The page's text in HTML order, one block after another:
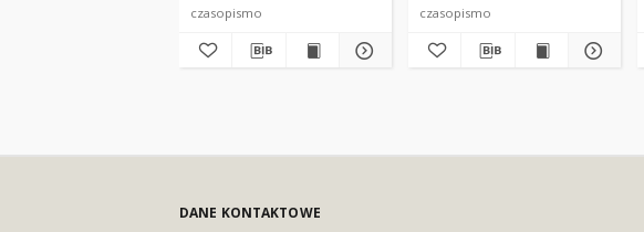
czasopismo czasopismo
DANE KONTAKTOWE